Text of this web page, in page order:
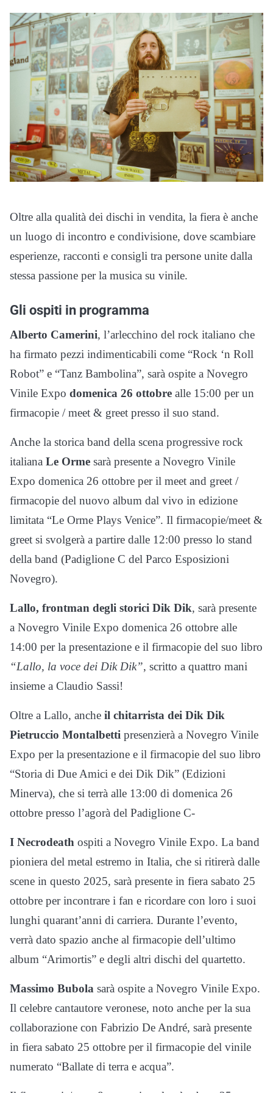
Oltre alla qualità dei dischi in vendita, la fiera è anche
un luogo di incontro e condivisione, dove scambiare
esperienze, racconti e consigli tra persone unite dalla
stessa passione per la musica su vinile.
Gli ospiti in programma
Alberto Camerini, l’arlecchino del rock italiano che
ha firmato pezzi indimenticabili come “Rock ‘n Roll
Robot” e “Tanz Bambolina”, sarà ospite a Novegro
Vinile Expo domenica 26 ottobre alle 15:00 per un
firmacopie / meet & greet presso il suo stand.
Anche la storica band della scena progressive rock
italiana Le Orme sarà presente a Novegro Vinile
Expo domenica 26 ottobre per il meet and greet /
firmacopie del nuovo album dal vivo in edizione
limitata “Le Orme Plays Venice”. Il firmacopie/meet &
greet si svolgerà a partire dalle 12:00 presso lo stand
della band (Padiglione C del Parco Esposizioni
Novegro).
Lallo, frontman degli storici Dik Dik, sarà presente
a Novegro Vinile Expo domenica 26 ottobre alle
14:00 per la presentazione e il firmacopie del suo libro
“Lallo, la voce dei Dik Dik”, scritto a quattro mani
insieme a Claudio Sassi!
Oltre a Lallo, anche il chitarrista dei Dik Dik
Pietruccio Montalbetti presenzierà a Novegro Vinile
Expo per la presentazione e il firmacopie del suo libro
“Storia di Due Amici e dei Dik Dik” (Edizioni
Minerva), che si terrà alle 13:00 di domenica 26
ottobre presso l’agorà del Padiglione C-
I Necrodeath ospiti a Novegro Vinile Expo. La band
pioniera del metal estremo in Italia, che si ritirerà dalle
scene in questo 2025, sarà presente in fiera sabato 25
ottobre per incontrare i fan e ricordare con loro i suoi
lunghi quarant’anni di carriera. Durante l’evento,
verrà dato spazio anche al firmacopie dell’ultimo
album “Arimortis” e degli altri dischi del quartetto.
Massimo Bubola sarà ospite a Novegro Vinile Expo.
Il celebre cantautore veronese, noto anche per la sua
collaborazione con Fabrizio De André, sarà presente
in fiera sabato 25 ottobre per il firmacopie del vinile
numerato “Ballate di terra e acqua”.